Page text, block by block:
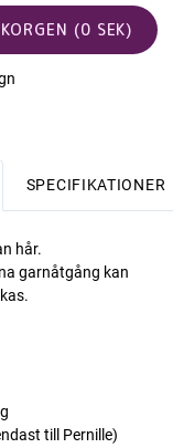
(0 SEK)
SPECIFIKATIONER
hår.
garnåtgång kan
till Pernille)